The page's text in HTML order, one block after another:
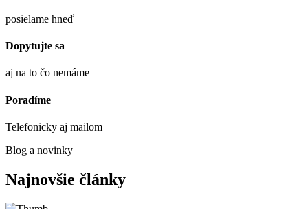
posielame hneď
Dopytujte sa
aj na to čo nemáme
Poradíme
Telefonicky aj mailom
Blog a novinky
Najnovšie články